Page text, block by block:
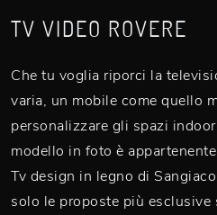
TV VIDEO ROVERE
Che tu voglia riporci la
varia, un mobile come quello
personalizzare gli spazi
modello in foto è
Tv design in legno di
solo le proposte più